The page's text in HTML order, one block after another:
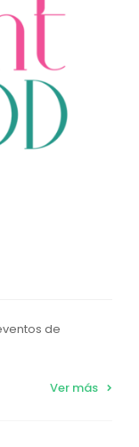
de
Ver más